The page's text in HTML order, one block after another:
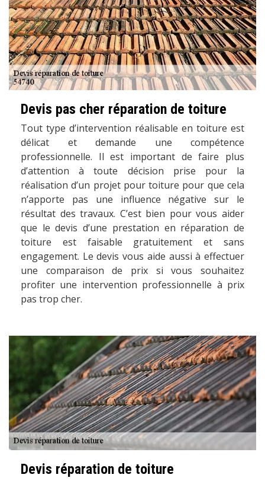
Devis pas cher réparation de toiture
Tout type d’intervention réalisable en toiture est
délicat et demande une compétence
professionnelle. Il est important de faire plus
d’attention à toute décision prise pour la
réalisation d’un projet pour toiture pour que cela
n’apporte pas une influence négative sur le
résultat des travaux. C’est bien pour vous aider
que le devis d’une prestation en réparation de
toiture est faisable gratuitement et sans
engagement. Le devis vous aide aussi à effectuer
une comparaison de prix si vous souhaitez
profiter une intervention professionnelle à prix
pas trop cher.
Devis réparation de toiture